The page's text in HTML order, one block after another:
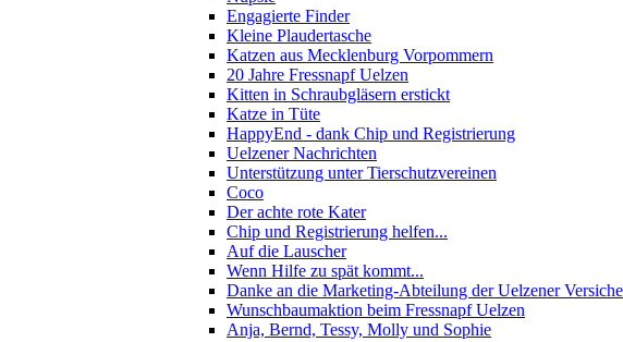
Engagierte Finder
Kleine Plaudertasche
Katzen aus Mecklenburg Vorpommern
20 Jahre Fressnapf Uelzen
Kitten in Schraubgläsern erstickt
Katze in Tüte
HappyEnd - dank Chip und Registrierung
Uelzener Nachrichten
Unterstützung unter Tierschutzvereinen
Coco
Der achte rote Kater
Chip und Registrierung helfen...
Auf die Lauscher
Wenn Hilfe zu spät kommt...
Danke an die Marketing-Abteilung der Uelzener
Wunschbaumaktion beim Fressnapf Uelzen
Anja, Bernd, Tessy, Molly und Sophie